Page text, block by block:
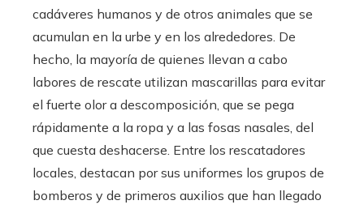
cadáveres humanos y de otros animales que se
acumulan en la urbe y en los alrededores. De
hecho, la mayoría de quienes llevan a cabo
labores de rescate utilizan mascarillas para evitar
el fuerte olor a descomposición, que se pega
rápidamente a la ropa y a las fosas nasales, del
que cuesta deshacerse. Entre los rescatadores
locales, destacan por sus uniformes los grupos de
bomberos y de primeros auxilios que han llegado